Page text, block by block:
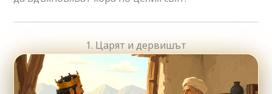
1. Царят и дервишът